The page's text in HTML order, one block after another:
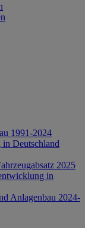
1991-2024
Deutschland
2025
in
Anlagenbau 2024-